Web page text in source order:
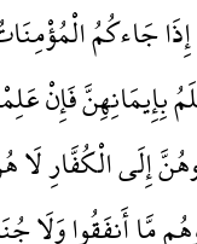
إِذَا جَاءكُمُ
بِإِيمَانِهِنَّ فَإِنْ
إِلَى الْكُفَّارِ لَا
مَّا أَنفَقُوا وَلَا